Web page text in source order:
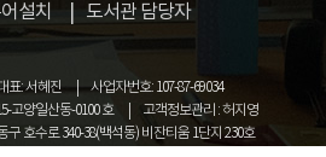
설치
도서관 담당자
표: 서혜진
사업자번호: 107-87-69034
고양일산동-0100 호
고객정보관리 : 허지영
구 호수로 340-38(백석동) 비잔티움 1단지 230호